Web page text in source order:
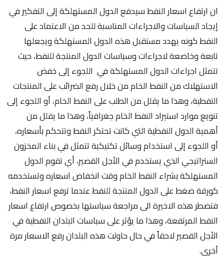
ان ارتفاع اسعار النفط سيدفع الدول المستهلكة إلى التفكير في
إيجاد السياسات والاجراءات المناسبة للحد من الاعتماد على
النفط كونه يهدد مستقبل هذه الدول المستهلكة ويجعلها
تابعة وخاضعة لاجراءات وسياسات الدول المنتجة للنفط، حيث
تتمثل اجراءات الدول المستهلكة في اللجوء إلى خفض
الاستهلاك من النفط الخام من خلال رفع الضرائب على المنتجات
النفطية، وهذا ما يقلل من الطلب على النفط الخام، أو اللجوء إلى
تنويع موارد استيراد النفط الخام جغرافياً، وهذا ما يقلل من
أهمية الدول النفطية التي كانت تحتكر النفط وتتحكم بأسعاره،
أو اللجوء إلى استخدام وسائل تكتيكية تتمثل في بناء المخزون
الستراتيجي الذي يستخدم في الأجل القصير، أي تقوم الدول
المستهلكة بشراء النفط الخام وقت انخفاض اسعاره وتستخدمه
كورقة ضغط على الدول المنتجة للنفط عندما ترفع اسعار النفط،
فتضطر هذه الاخيرة الى مراجعة سياستها بخصوص ارتفاع اسعار
النفط المرتفعة، وهذا ما يؤثر على سياسات البلدان النفطية في
الأجل القصير لاحقاً في حال حاولت هذه البلدان رفع الاسعار مرة
أخرى.